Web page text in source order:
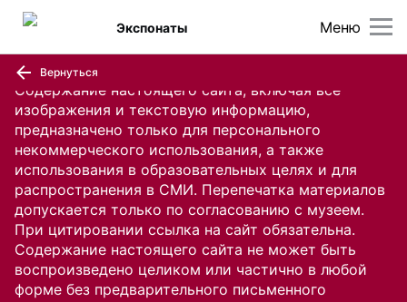
Содержание настоящего сайта, включая все
изображения и текстовую информацию,
предназначено только для персонального
некоммерческого использования, а также
использования в образовательных целях и для
распространения в СМИ. Перепечатка материалов
допускается только по согласованию с музеем.
При цитировании ссылка на сайт обязательна.
Содержание настоящего сайта не может быть
воспроизведено целиком или частично в любой
форме без предварительного письменного
Меню
Экспонаты
Вернуться